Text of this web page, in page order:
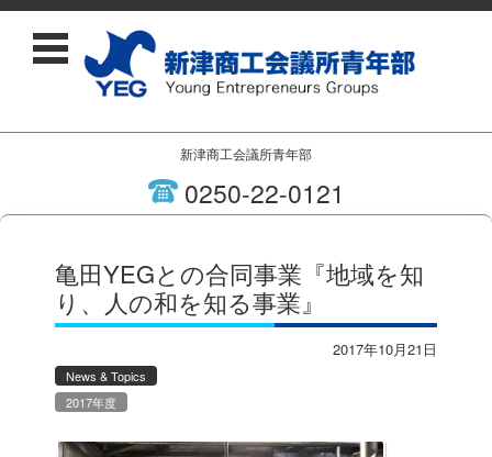
新津商工会議所青年部
0250-22-0121
コンテンツに移動
亀田YEGとの合同事業『地域を知
り、人の和を知る事業』
2017年10月21日
News & Topics
2017年度